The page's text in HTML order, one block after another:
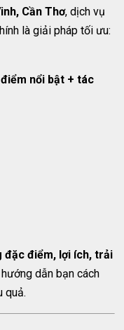
Cần Thơ, dịch vụ
là giải pháp tối ưu:
nổi bật + tác
đặc điểm, lợi ích, trải
hướng dẫn bạn cách
quả.